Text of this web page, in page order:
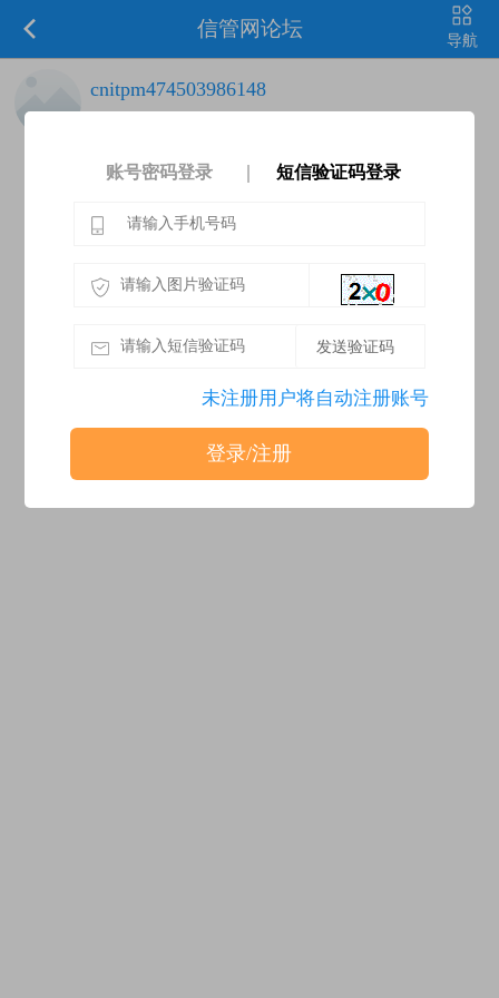
信管网论坛 导航
cnitpm474503986148
了一个假设日志
账号密码登录 短信验证码登录
未注册用户将自动注册账号
登录/注册